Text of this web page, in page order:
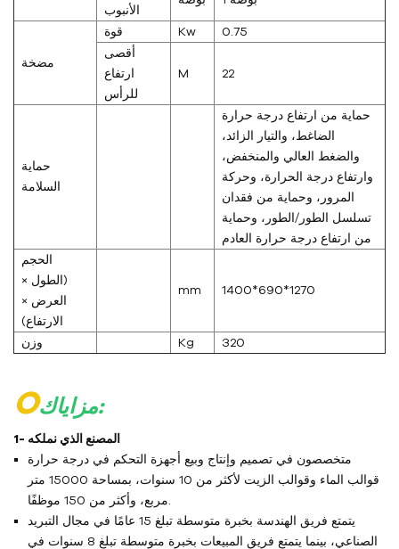
الأنبوب
مضخة
قوة Kw
0.75
أقصى
ارتفاع
للرأس
M 22
حماية
السلامة
حماية من ارتفاع درجة حرارة
الضاغط، والتيار الزائد،
والضغط العالي والمنخفض،
وارتفاع درجة الحرارة، وحركة
المرور، وحماية من فقدان
تسلسل الطور/الطور، وحماية
من ارتفاع درجة حرارة العادم
الحجم
(الطول ×
العرض ×
الارتفاع)
mm 1400*690*1270
وزن Kg 320
O مزاياك:
1- المصنع الذي نملكه
متخصصون في تصميم وإنتاج وبيع أجهزة التحكم في درجة حرارة
قوالب الماء وقوالب الزيت لأكثر من 10 سنوات، بمساحة 15000 متر
يتمتع فريق الهندسة بخبرة متوسطة تبلغ 15 عامًا في مجال التبريد
الصناعي، بينما يتمتع فريق المبيعات بخبرة متوسطة تبلغ 8 سنوات في